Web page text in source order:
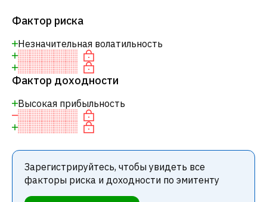
Фактор риска
Незначительная волатильность
Фактор доходности
Высокая прибыльность
Зарегистрируйтесь, чтобы увидеть все
факторы риска и доходности по эмитенту